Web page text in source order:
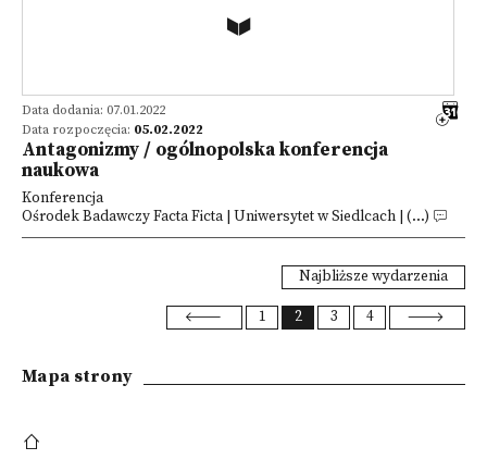
Data dodania: 07.01.2022
Data rozpoczęcia: 05.02.2022
Antagonizmy / ogólnopolska konferencja
naukowa
Konferencja
Ośrodek Badawczy Facta Ficta | Uniwersytet w Siedlcach | (...)
Najbliższe wydarzenia
1 2 3 4
Mapa strony